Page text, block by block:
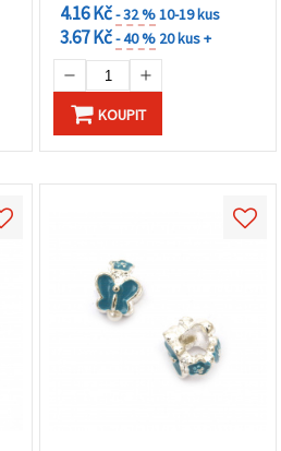
4.16 Kč- 32 %10-19 kus
3.67 Kč- 40 % 20 kus +
KOUPIT